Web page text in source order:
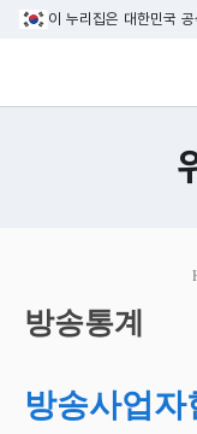
이 누리집은 대한민국
방송미디어
시
작
방송통계
방송사업자